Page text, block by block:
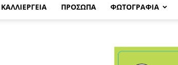
ΚΑΛΛΙΕΡΓΕΙΑ ΠΡΟΣΩΠΑ ΦΩΤΟΓΡΑΦΙΑ